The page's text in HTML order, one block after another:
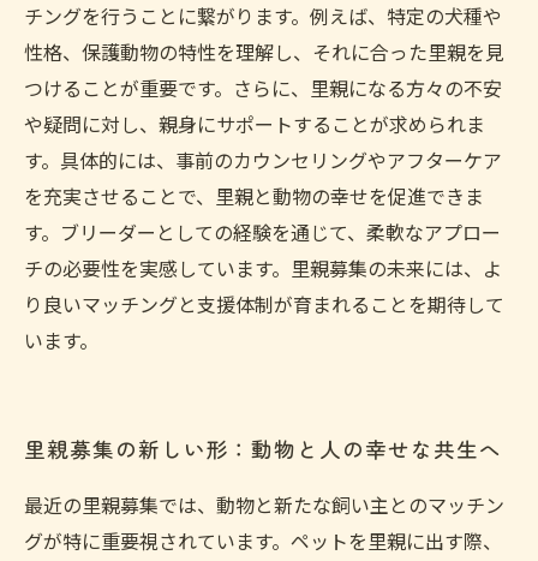
チングを行うことに繋がります。例えば、特定の犬種や
性格、保護動物の特性を理解し、それに合った里親を見
つけることが重要です。さらに、里親になる方々の不安
や疑問に対し、親身にサポートすることが求められま
す。具体的には、事前のカウンセリングやアフターケア
を充実させることで、里親と動物の幸せを促進できま
す。ブリーダーとしての経験を通じて、柔軟なアプロー
チの必要性を実感しています。里親募集の未来には、よ
り良いマッチングと支援体制が育まれることを期待して
います。
里親募集の新しい形：動物と人の幸せな共生へ
最近の里親募集では、動物と新たな飼い主とのマッチン
グが特に重要視されています。ペットを里親に出す際、